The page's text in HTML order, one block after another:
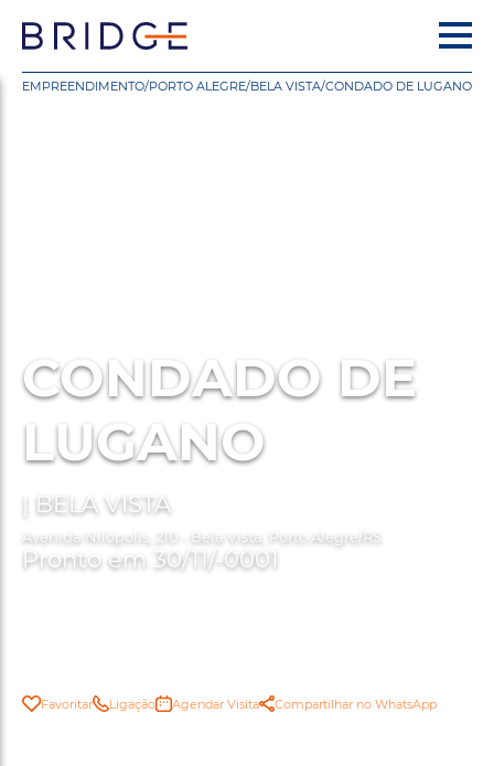
EMPREENDIMENTO/PORTO ALEGRE/BELA VISTA/CONDADO DE LUGANO
CONDADO DE
LUGANO
| BELA VISTA
Avenida Nilópolis, 210 - Bela Vista, Porto Alegre/RS
Pronto em 30/11/-0001
Favoritar Ligação Agendar Visita Compartilhar no WhatsApp